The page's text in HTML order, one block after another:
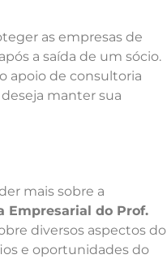
as empresas de
a saída de um sócio.
apoio de consultoria
manter sua
mais sobre a
Empresarial do Prof.
diversos aspectos do
e oportunidades do